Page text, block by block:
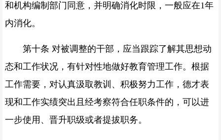
和机构编制部门同意，并明确消化时限，一般应在1年
内消化。
第十条 对被调整的干部，应当跟踪了解其思想动
态和工作状况，有针对性地做好教育管理工作。根据
工作需要，对认真汲取教训、积极努力工作，德才表
现和工作实绩突出且经考察符合任职条件的，可以进
一步使用、晋升职级或者提拔职务。